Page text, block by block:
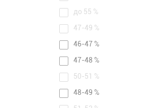
до 55 %
47-49 %
46-47 %
47-48 %
50-51 %
48-49 %